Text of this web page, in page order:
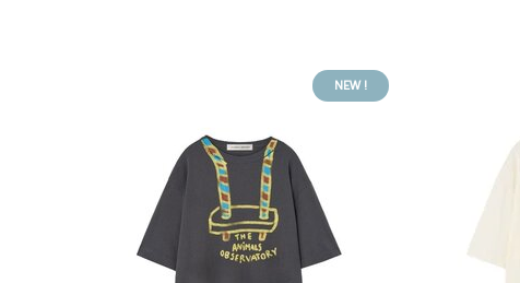
NEW !